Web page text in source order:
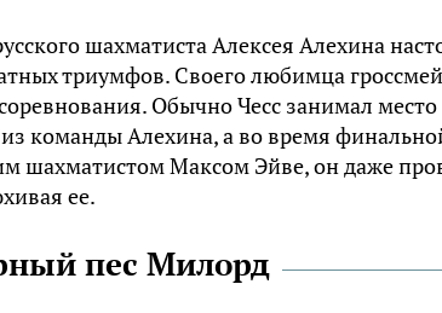
шахматиста Алексея Алехина
триумфов. Своего любимца
Обычно Чесс занимал
команды Алехина, а во время
шахматистом Максом Эйве, он даже
ее.
пес Милорд